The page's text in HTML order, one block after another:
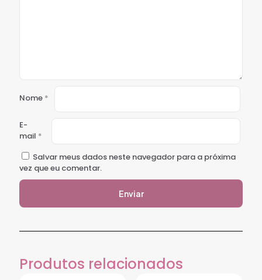
Nome *
E-
mail *
Salvar meus dados neste navegador para a próxima
vez que eu comentar.
Produtos relacionados